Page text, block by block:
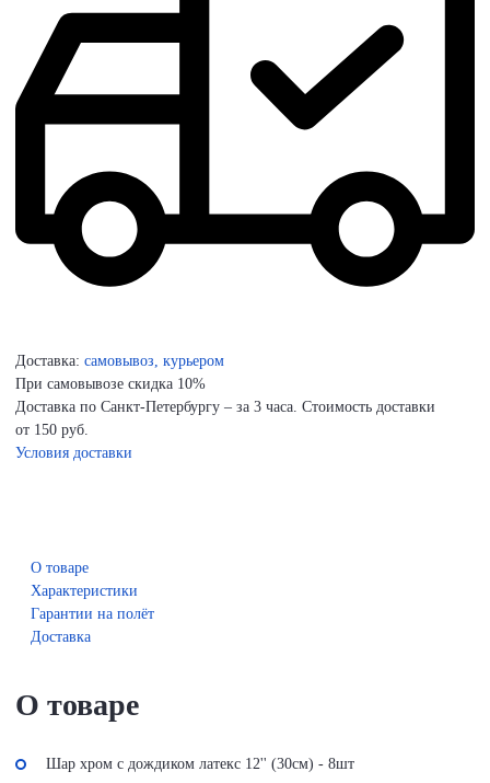
Доставка: самовывоз, курьером
При самовывозе скидка 10%
Доставка по Санкт-Петербургу – за 3 часа. Стоимость доставки
от 150 руб.
Условия доставки
О товаре
Характеристики
Гарантии на полёт
Доставка
О товаре
Шар хром с дождиком латекс 12'' (30см) - 8шт